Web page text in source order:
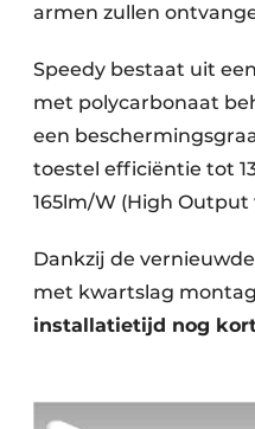
armen zullen
Speedy bestaat uit
met polycarbonaat
een
toestel efficiëntie tot
165lm/W (High Output
Dankzij de
met kwartslag
installatietijd nog